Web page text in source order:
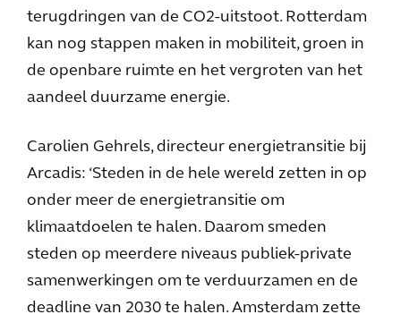
terugdringen van de CO2-uitstoot. Rotterdam
kan nog stappen maken in mobiliteit, groen in
de openbare ruimte en het vergroten van het
aandeel duurzame energie.
Carolien Gehrels, directeur energietransitie bij
Arcadis: ‘Steden in de hele wereld zetten in op
onder meer de energietransitie om
klimaatdoelen te halen. Daarom smeden
steden op meerdere niveaus publiek-private
samenwerkingen om te verduurzamen en de
deadline van 2030 te halen. Amsterdam zette